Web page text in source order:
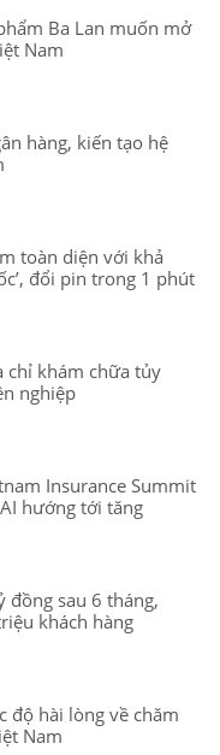
Ba Lan muốn mở
Nam
hàng, kiến tạo hệ
toàn diện với khả
đổi pin trong 1 phút
chỉ khám chữa tủy
nghiệp
Insurance Summit
hướng tới tăng
đồng sau 6 tháng,
khách hàng
độ hài lòng về chăm
Nam